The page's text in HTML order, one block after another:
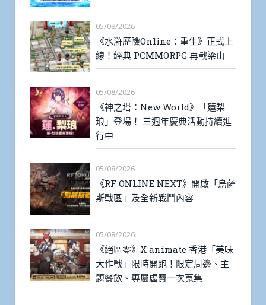
05/08/2026
《水滸歷險Online：重生》正式上
線！經典 PCMMORPG 再戰梁山
05/08/2026
《神之塔：New World》「蓮梨
琅」登場！ 三週年慶典活動持續進
行中
05/08/2026
《RF ONLINE NEXT》開啟「烏薩
斯戰區」及全新戰鬥內容
05/08/2026
《絕區零》X animate 香港「美味
大作戰」限時開跑！限定周邊、主
題餐飲、專屬虛寶一次蒐集